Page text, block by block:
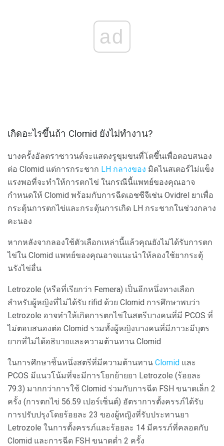
ad
เกิดอะไรขึ้นถ้า Clomid ยังไม่ทำงาน?
บางครั้งอัลตราซาวนด์จะแสดงรูขุมขนที่โตขึ้นเพื่อตอบสนอง
ต่อ Clomid แต่การกระชาก LH กลางของ มิดไนสเตอร์ไม่แข็ง
แรงพอที่จะทำให้การตกไข่ ในกรณีนี้แพทย์ของคุณอาจ
กำหนดให้ Clomid พร้อมกับการฉีดเอชซีจีเช่น Ovidrel ยาเพื่อ
กระตุ้นการตกไข่และกระตุ้นการเกิด LH กระชากในช่วงกลาง
คะนอง
หากหลังจากลองใช้ตัวเลือกเหล่านี้แล้วคุณยังไม่ได้รับการตก
ไข่ใน Clomid แพทย์ของคุณอาจแนะนำให้ลองใช้ยากระตุ้
นรังไข่อื่น
Letrozole (หรือที่เรียกว่า Femera) เป็นอีกหนึ่งทางเลือก
สำหรับผู้หญิงที่ไม่ได้รับ rifid ด้วย Clomid การศึกษาพบว่า
Letrozole อาจทำให้เกิดการตกไข่ในสตรีบางคนที่มี PCOS ที่
ไม่ตอบสนองต่อ Clomid รวมทั้งผู้หญิงบางคนที่มีภาวะมีบุตร
ยากที่ไม่ได้อธิบายและความต้านทาน Clomid
ในการศึกษาชิ้นหนึ่งสตรีที่มีความต้านทาน Clomid และ
PCOS มีแนวโน้มที่จะมีการโยกย้ายยา Letrozole (ร้อยละ
79.3) มากกว่าการใช้ Clomid ร่วมกับการฉีด FSH ขนาดเล็ก 2
ครั้ง (การตกไข่ 56.59 เปอร์เซ็นต์) อัตราการตั้งครรภ์ได้รับ
การปรับปรุงโดยร้อยละ 23 ของผู้หญิงที่รับประทานยา
Letrozole ในการตั้งครรภ์และร้อยละ 14 มีครรภ์ที่คลอดกับ
Clomid และการฉีด FSH ขนาดต่ำ 2 ครั้ง